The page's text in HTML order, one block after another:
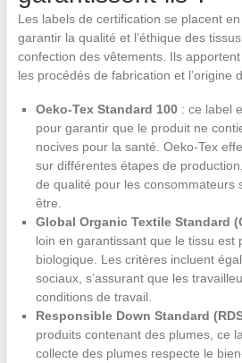
Les labels de certification se placent
garantir la qualité et l’éthique des
confection des vêtements. Ils
les procédés de fabrication et l’origine
Oeko-Tex Standard 100: ce label
pour garantir que le produit ne
nocives pour la santé. Oeko-Tex
sur différentes étapes de
de qualité pour les consommateurs
être.
Global Organic Textile Standard
loin en garantissant que le tissu est
biologique. Les critères incluent
sociaux, s’assurant que les
conditions de travail.
Responsible Down Standard
produits contenant des plumes, ce
collecte des plumes respecte le